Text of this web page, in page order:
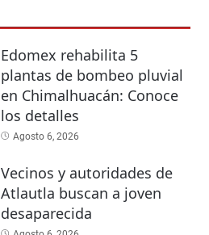
Edomex rehabilita 5
plantas de bombeo pluvial
en Chimalhuacán: Conoce
los detalles
Agosto 6, 2026
Vecinos y autoridades de
Atlautla buscan a joven
desaparecida